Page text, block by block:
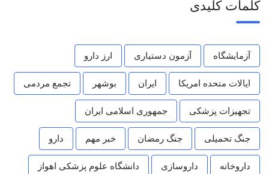
کلمات کلیدی
آزمایشگاه آزمون دستیاری ارز دارو
ایالات متحده امریکا ایران بوشهر تجمع مردمی
تجهیزات پزشکی جمهوری اسلامی ایران
جنگ تحمیلی جنگ رمضان خبر مهم دارو
داروخانه داروسازی دانشگاه علوم پزشکی اهواز